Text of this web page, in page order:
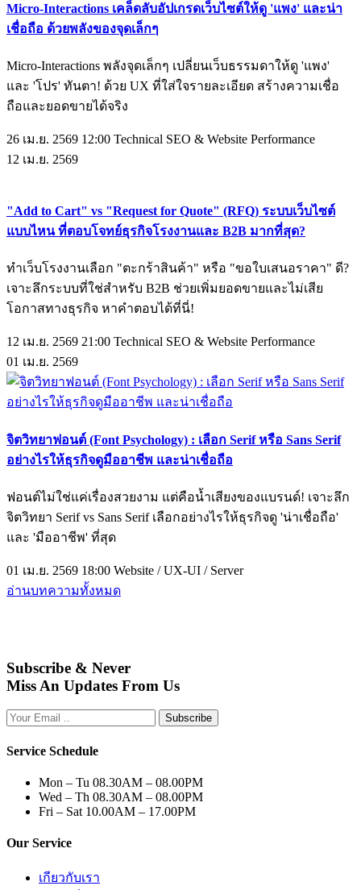
Micro-Interactions เคล็ดลับอัปเกรดเว็บไซต์ให้ดู 'แพง' และน่า
เชื่อถือ ด้วยพลังของจุดเล็กๆ
Micro-Interactions พลังจุดเล็กๆ เปลี่ยนเว็บธรรมดาให้ดู 'แพง'
และ 'โปร' ทันตา! ด้วย UX ที่ใส่ใจรายละเอียด สร้างความเชื่อ
ถือและยอดขายได้จริง
26 เม.ย. 2569 12:00 Technical SEO & Website Performance
12 เม.ย. 2569
"Add to Cart" vs "Request for Quote" (RFQ) ระบบเว็บไซต์
แบบไหน ที่ตอบโจทย์ธุรกิจโรงงานและ B2B มากที่สุด?
ทำเว็บโรงงานเลือก "ตะกร้าสินค้า" หรือ "ขอใบเสนอราคา" ดี?
เจาะลึกระบบที่ใช่สำหรับ B2B ช่วยเพิ่มยอดขายและไม่เสีย
โอกาสทางธุรกิจ หาคำตอบได้ที่นี่!
12 เม.ย. 2569 21:00 Technical SEO & Website Performance
01 เม.ย. 2569
จิตวิทยาฟอนต์ (Font Psychology) : เลือก Serif หรือ Sans Serif
อย่างไรให้ธุรกิจดูมืออาชีพ และน่าเชื่อถือ
ฟอนต์ไม่ใช่แค่เรื่องสวยงาม แต่คือน้ำเสียงของแบรนด์! เจาะลึก
จิตวิทยา Serif vs Sans Serif เลือกอย่างไรให้ธุรกิจดู 'น่าเชื่อถือ'
และ 'มืออาชีพ' ที่สุด
01 เม.ย. 2569 18:00 Website / UX-UI / Server
อ่านบทความทั้งหมด
Subscribe & Never
Miss An Updates From Us
Subscribe
Service Schedule
Mon – Tu 08.30AM – 08.00PM
Wed – Th 08.30AM – 08.00PM
Fri – Sat 10.00AM – 17.00PM
Our Service
เกียวกับเรา